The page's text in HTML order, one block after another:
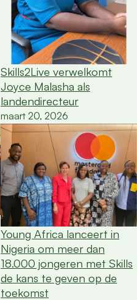
Skills2Live verwelkomt
Joyce Malasha als
landendirecteur
maart 20, 2026
Young Africa lanceert in
Nigeria om meer dan
18.000 jongeren met Skills
de kans te geven op de
toekomst